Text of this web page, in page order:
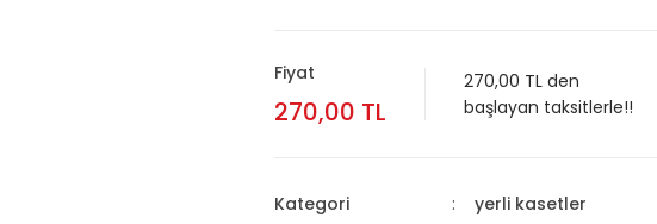
Fiyat
270,00 TL
270,00 TL den
başlayan taksitlerle!!
Kategori
yerli kasetler